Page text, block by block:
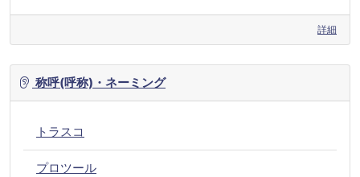
詳細
称呼(呼称)・ネーミング
トラスコ
プロツール